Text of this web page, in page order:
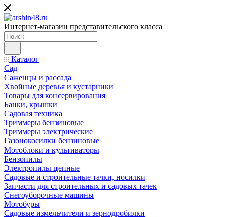
Интернет-магазин представительского класса
Каталог
Сад
Саженцы и рассада
Хвойные деревья и кустарники
Товары для консервирования
Банки, крышки
Садовая техника
Триммеры бензиновые
Триммеры электрические
Газонокосилки бензиновые
Мотоблоки и культиваторы
Бензопилы
Электропилы цепные
Садовые и строительные тачки, носилки
Запчасти для строительных и садовых тачек
Снегоуборочные машины
Мотобуры
Садовые измельчители и зернодробилки